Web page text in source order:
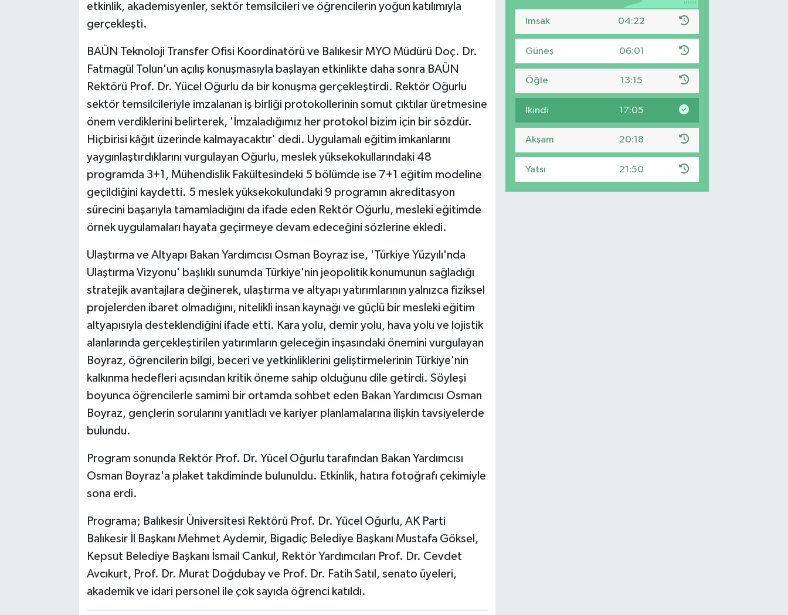
etkinlik, akademisyenler, sektör temsilcileri ve öğrencilerin yoğun katılımıyla
gerçekleşti.
BAÜN Teknoloji Transfer Ofisi Koordinatörü ve Balıkesir MYO Müdürü Doç. Dr.
Fatmagül Tolun'un açılış konuşmasıyla başlayan etkinlikte daha sonra BAÜN
Rektörü Prof. Dr. Yücel Oğurlu da bir konuşma gerçekleştirdi. Rektör Oğurlu
sektör temsilcileriyle imzalanan iş birliği protokollerinin somut çıktılar üretmesine
önem verdiklerini belirterek, 'İmzaladığımız her protokol bizim için bir sözdür.
Hiçbirisi kâğıt üzerinde kalmayacaktır' dedi. Uygulamalı eğitim imkanlarını
yaygınlaştırdıklarını vurgulayan Oğurlu, meslek yüksekokullarındaki 48
programda 3+1, Mühendislik Fakültesindeki 5 bölümde ise 7+1 eğitim modeline
geçildiğini kaydetti. 5 meslek yüksekokulundaki 9 programın akreditasyon
sürecini başarıyla tamamladığını da ifade eden Rektör Oğurlu, mesleki eğitimde
örnek uygulamaları hayata geçirmeye devam edeceğini sözlerine ekledi.
Ulaştırma ve Altyapı Bakan Yardımcısı Osman Boyraz ise, 'Türkiye Yüzyılı'nda
Ulaştırma Vizyonu' başlıklı sunumda Türkiye'nin jeopolitik konumunun sağladığı
stratejik avantajlara değinerek, ulaştırma ve altyapı yatırımlarının yalnızca fiziksel
projelerden ibaret olmadığını, nitelikli insan kaynağı ve güçlü bir mesleki eğitim
altyapısıyla desteklendiğini ifade etti. Kara yolu, demir yolu, hava yolu ve lojistik
alanlarında gerçekleştirilen yatırımların geleceğin inşasındaki önemini vurgulayan
Boyraz, öğrencilerin bilgi, beceri ve yetkinliklerini geliştirmelerinin Türkiye'nin
kalkınma hedefleri açısından kritik öneme sahip olduğunu dile getirdi. Söyleşi
boyunca öğrencilerle samimi bir ortamda sohbet eden Bakan Yardımcısı Osman
Boyraz, gençlerin sorularını yanıtladı ve kariyer planlamalarına ilişkin tavsiyelerde
bulundu.
Program sonunda Rektör Prof. Dr. Yücel Oğurlu tarafından Bakan Yardımcısı
Osman Boyraz'a plaket takdiminde bulunuldu. Etkinlik, hatıra fotoğrafı çekimiyle
sona erdi.
Programa; Balıkesir Üniversitesi Rektörü Prof. Dr. Yücel Oğurlu, AK Parti
Balıkesir İl Başkanı Mehmet Aydemir, Bigadiç Belediye Başkanı Mustafa Göksel,
Kepsut Belediye Başkanı İsmail Cankul, Rektör Yardımcıları Prof. Dr. Cevdet
Avcıkurt, Prof. Dr. Murat Doğdubay ve Prof. Dr. Fatih Satıl, senato üyeleri,
akademik ve idari personel ile çok sayıda öğrenci katıldı.
İmsak 04:22
Güneş 06:01
Öğle 13:15
İkindi 17:05
Akşam 20:18
Yatsı 21:50